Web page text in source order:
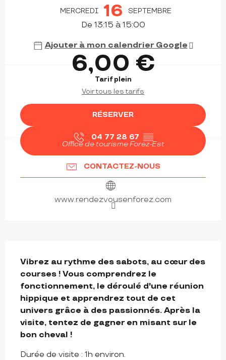
MERCREDI 16 SEPTEMBRE
De 13:15 à 15:00
Ajouter à mon calendrier Google
6,00 €
Tarif plein
Voir tous les tarifs
RÉSERVER
04 77 28 67 ▒▒
Office de tourisme Forez-Est
CONTACTEZ-NOUS
www.rendezvousenforez.com
Vibrez au rythme des sabots, au cœur des
courses ! Vous comprendrez le
fonctionnement, le déroulé d'une réunion
hippique et apprendrez tout de cet
univers grâce à des passionnés. Après la
visite, tentez de gagner en misant sur le
bon cheval !
Durée de visite : 1h environ.